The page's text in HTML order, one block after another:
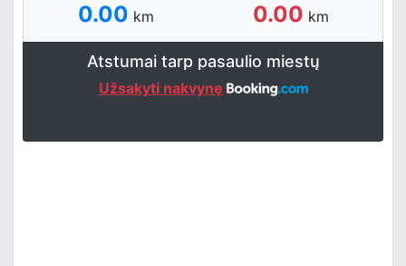
0.00 km 0.00 km
Atstumai tarp pasaulio miestų
Užsakyti nakvynę